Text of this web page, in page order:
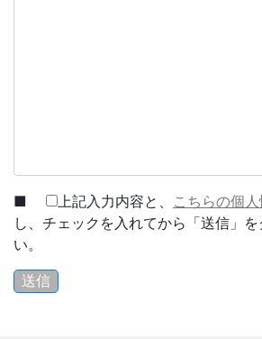
■ 上記入力内容と、 こちらの個
し、チェックを入れてから「送信」
い。